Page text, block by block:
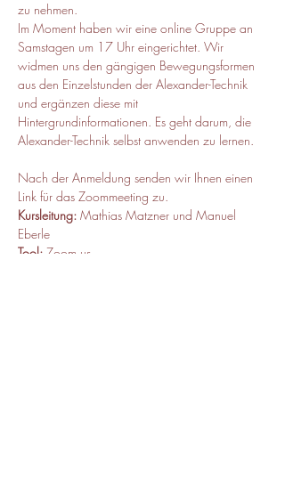
zu nehmen.
Im Moment haben wir eine online Gruppe an
Samstagen um 17 Uhr eingerichtet. Wir
widmen uns den gängigen Bewegungsformen
aus den Einzelstunden der Alexander-Technik
und ergänzen diese mit
Hintergrundinformationen. Es geht darum, die
Alexander-Technik selbst anwenden zu lernen.
Nach der Anmeldung senden wir Ihnen einen
Link für das Zoommeeting zu.
Kursleitung: Mathias Matzner und Manuel
Eberle
Tool: Zoom.us